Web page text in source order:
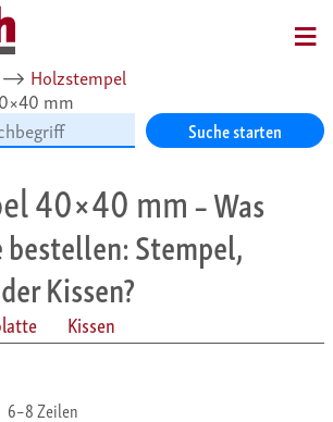
⟶ Holzstempel
mm
Suche starten
40×40 mm– Was
Stempel,
Kissen?
Kissen
6–8 Zeilen